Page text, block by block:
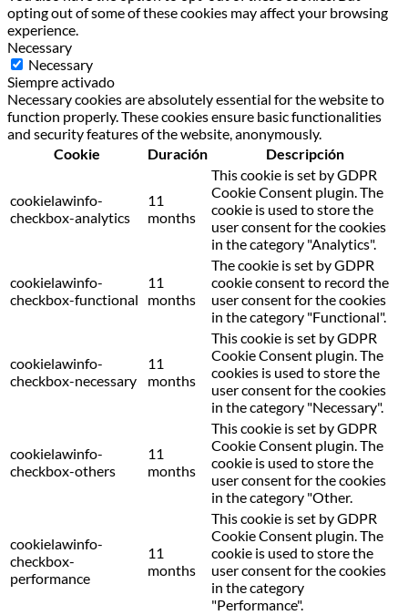
opting out of some of these cookies may affect your browsing
experience.
Necessary
Necessary
Siempre activado
Necessary cookies are absolutely essential for the website to
function properly. These cookies ensure basic functionalities
and security features of the website, anonymously.
Cookie
Duración Descripción
cookielawinfo-
checkbox-analytics
11
months
This cookie is set by GDPR
Cookie Consent plugin. The
cookie is used to store the
user consent for the cookies
in the category "Analytics".
cookielawinfo-
checkbox-functional
11
months
The cookie is set by GDPR
cookie consent to record the
user consent for the cookies
in the category "Functional".
cookielawinfo-
checkbox-necessary
11
months
This cookie is set by GDPR
Cookie Consent plugin. The
cookies is used to store the
user consent for the cookies
in the category "Necessary".
cookielawinfo-
checkbox-others
11
months
This cookie is set by GDPR
Cookie Consent plugin. The
cookie is used to store the
user consent for the cookies
in the category "Other.
cookielawinfo-
checkbox-
performance
11
months
This cookie is set by GDPR
Cookie Consent plugin. The
cookie is used to store the
user consent for the cookies
in the category
"Performance".